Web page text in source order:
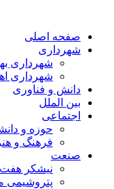
صفحه اصلی
شهرداری
شهرداری
شهرداری
دانش و فناوری
بین الملل
اجتماعی
حوزه و
فرهنگ و هنر
صنعت
نیشکر هفت
پتروشیمی